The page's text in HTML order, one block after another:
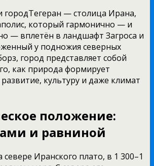
Тегеран — столица Ирана,
который гармонично — и
— вплетён в ландшафт Загроса и
у подножия северных
город представляет собой
как природа формирует
культуру и даже климат
положение:
и равниной
Иранского плато, в 1 300–1